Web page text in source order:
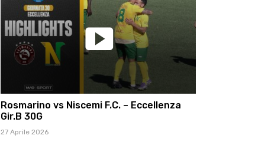
Rosmarino vs Niscemi F.C. – Eccellenza
Gir.B 30G
27 Aprile 2026